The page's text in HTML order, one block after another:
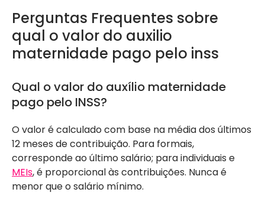
Perguntas Frequentes sobre
qual o valor do auxilio
maternidade pago pelo inss
Qual o valor do auxílio maternidade
pago pelo INSS?
O valor é calculado com base na média dos últimos
12 meses de contribuição. Para formais,
corresponde ao último salário; para individuais e
MEIs, é proporcional às contribuições. Nunca é
menor que o salário mínimo.